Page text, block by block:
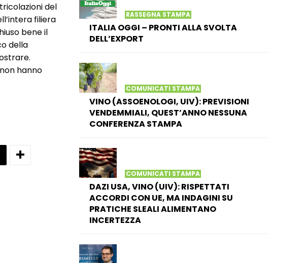
del
filiera
bene il
della
hanno
RASSEGNA STAMPA
ITALIA OGGI – PRONTI ALLA SVOLTA
DELL’EXPORT
COMUNICATI STAMPA
VINO (ASSOENOLOGI, UIV): PREVISIONI
VENDEMMIALI, QUEST’ANNO NESSUNA
CONFERENZA STAMPA
COMUNICATI STAMPA
DAZI USA, VINO (UIV): RISPETTATI
ACCORDI CON UE, MA INDAGINI SU
PRATICHE SLEALI ALIMENTANO
INCERTEZZA